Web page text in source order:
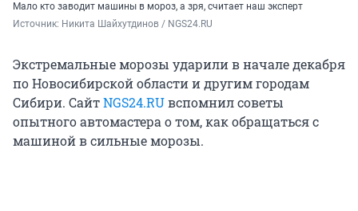
Мало кто заводит машины в мороз, а зря, считает наш эксперт
Источник: Никита Шайхутдинов / NGS24.RU
Экстремальные морозы ударили в начале декабря
по Новосибирской области и другим городам
Сибири. СайтNGS24.RUвспомнил советы
опытного автомастера о том, как обращаться с
машиной в сильные морозы.